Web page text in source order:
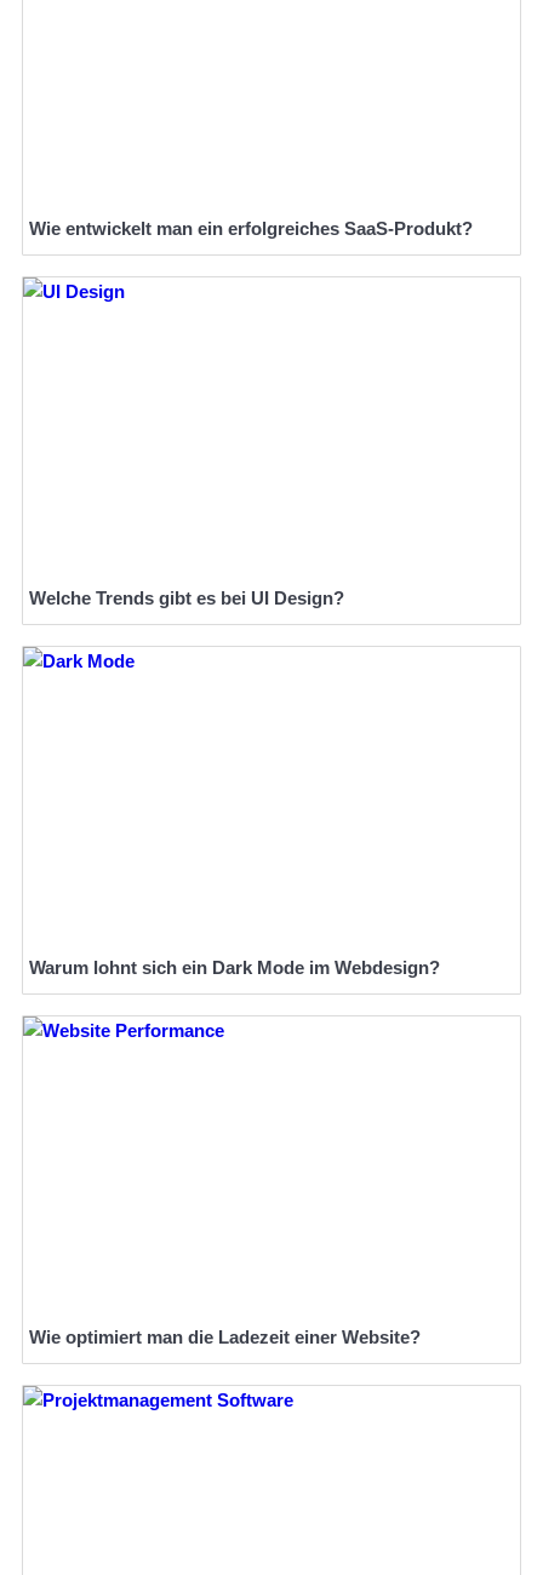
Wie entwickelt man ein erfolgreiches SaaS-Produkt?
Welche Trends gibt es bei UI Design?
Warum lohnt sich ein Dark Mode im Webdesign?
Wie optimiert man die Ladezeit einer Website?